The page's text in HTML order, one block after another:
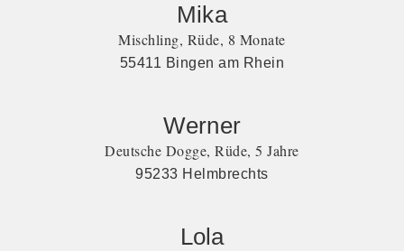
Mika
Mischling, Rüde, 8 Monate
55411 Bingen am Rhein
Werner
Deutsche Dogge, Rüde, 5 Jahre
95233 Helmbrechts
Lola